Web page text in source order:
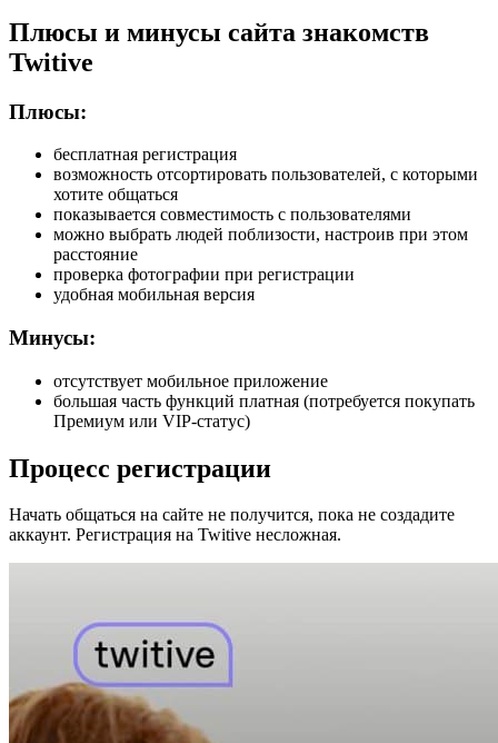
Плюсы и минусы сайта знакомств
Twitive
Плюсы:
бесплатная регистрация
возможность отсортировать пользователей, с которыми
хотите общаться
показывается совместимость с пользователями
можно выбрать людей поблизости, настроив при этом
расстояние
проверка фотографии при регистрации
удобная мобильная версия
Минусы:
отсутствует мобильное приложение
большая часть функций платная (потребуется покупать
Премиум или VIP-статус)
Процесс регистрации
Начать общаться на сайте не получится, пока не создадите
аккаунт. Регистрация на Twitive несложная.